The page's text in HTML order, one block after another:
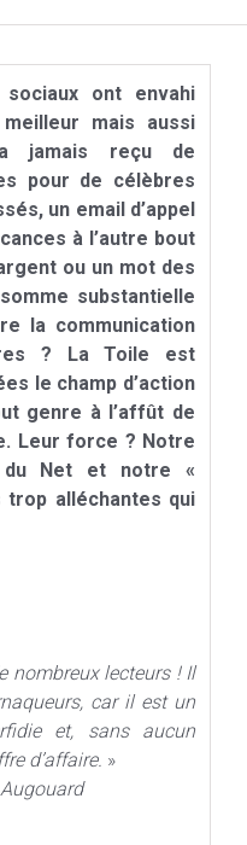
ont envahi
mais aussi
jamais reçu de
pour de célèbres
un email d’appel
à l’autre bout
ou un mot des
substantielle
la communication
? La Toile est
le champ d’action
genre à l’affût de
Leur force ? Notre
du Net et notre «
alléchantes qui
nombreux lecteurs ! Il
car il est un
et, sans aucun
d’affaire. »